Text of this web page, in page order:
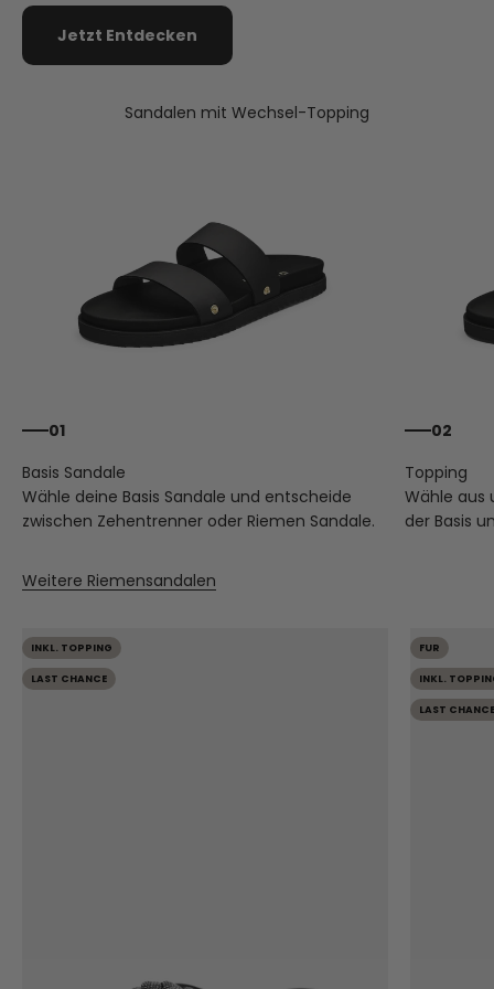
Jetzt Entdecken
Sandalen mit Wechsel-Topping
01
Wähle deine Basis Sandale und entscheide
zwischen Zehentrenner oder Riemen Sandale.
02
Wähle aus
der Basis
Weitere Riemensandalen
INKL. TOPPING
LAST CHANCE
FUR
INKL.
LAST CHANCE